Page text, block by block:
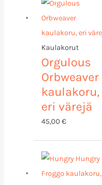
Kaulakorut
Orgulous
Orbweaver
kaulakoru,
eri värejä
45,00 €